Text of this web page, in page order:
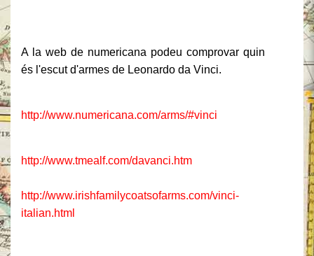
http://www.numericana.com/arms/
A la web de numericana podeu comprovar quin
és l'escut d'armes de Leonardo da Vinci.
http://www.numericana.com/arms/#vinci
http://www.tmealf.com/davanci.htm
http://www.irishfamilycoatsofarms.com/vinci-
italian.html